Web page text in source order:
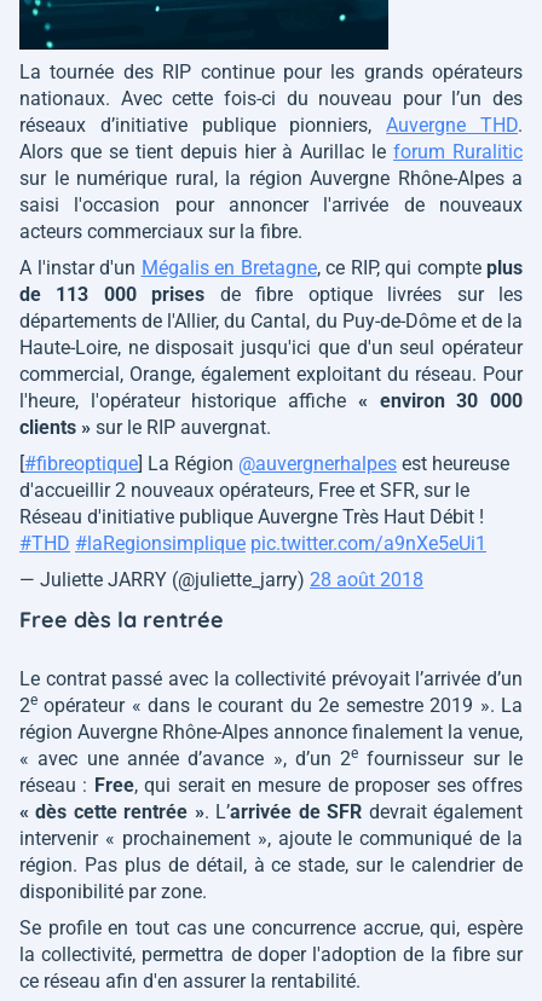
La tournée des RIP continue pour les grands opérateurs
nationaux. Avec cette fois-ci du nouveau pour l’un des
réseaux d’initiative publique pionniers,Auvergne THD.
Alors que se tient depuis hier à Aurillac leforum Ruralitic
sur le numérique rural, la région Auvergne Rhône-Alpes a
saisi l'occasion pour annoncer l'arrivée de nouveaux
acteurs commerciaux sur la fibre.
A l'instar d'un Mégalis en Bretagne, ce RIP, qui compte plus
de 113 000 prises de fibre optique livrées sur les
départements de l'Allier, du Cantal, du Puy-de-Dôme et de la
Haute-Loire, ne disposait jusqu'ici que d'un seul opérateur
commercial, Orange, également exploitant du réseau. Pour
l'heure, l'opérateur historique affiche « environ 30 000
clients » sur le RIP auvergnat.
[#fibreoptique] La Région @auvergnerhalpes est heureuse
d'accueillir 2 nouveaux opérateurs, Free et SFR, sur le
Réseau d'initiative publique Auvergne Très Haut Débit !
#THD #laRegionsimplique pic.twitter.com/a9nXe5eUi1
— Juliette JARRY (@juliette_jarry) 28 août 2018
Free dès la rentrée
Le contrat passé avec la collectivité prévoyait l’arrivée d’un
2e opérateur « dans le courant du 2e semestre 2019 ». La
région Auvergne Rhône-Alpes annonce finalement la venue,
« avec une année d’avance », d’un 2e fournisseur sur le
réseau : Free, qui serait en mesure de proposer ses offres
« dès cette rentrée ». L’arrivée de SFR devrait également
intervenir « prochainement », ajoute le communiqué de la
région. Pas plus de détail, à ce stade, sur le calendrier de
disponibilité par zone.
Se profile en tout cas une concurrence accrue, qui, espère
la collectivité, permettra de doper l'adoption de la fibre sur
ce réseau afin d'en assurer la rentabilité.